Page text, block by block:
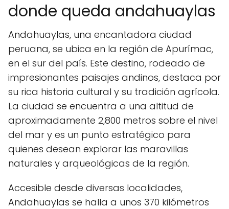
donde queda andahuaylas
Andahuaylas, una encantadora ciudad
peruana, se ubica en la región de Apurímac,
en el sur del país. Este destino, rodeado de
impresionantes paisajes andinos, destaca por
su rica historia cultural y su tradición agrícola.
La ciudad se encuentra a una altitud de
aproximadamente 2,800 metros sobre el nivel
del mar y es un punto estratégico para
quienes desean explorar las maravillas
naturales y arqueológicas de la región.
Accesible desde diversas localidades,
Andahuaylas se halla a unos 370 kilómetros